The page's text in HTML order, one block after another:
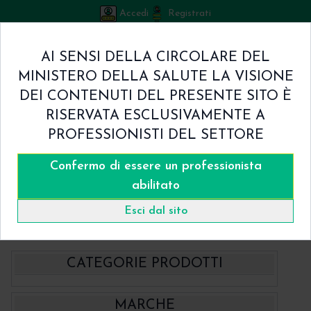
Accedi Registrati
Bicuspid
Home
Shop
Termini & Condizioni
Contatti
Carrello
Catalogo
Home Catalogo
- BBraun Aesculap Strumenti
Ortodonzia Aesculap BBraun
CATEGORIE PRODOTTI
MARCHE
AI SENSI DELLA CIRCOLARE DEL
MINISTERO DELLA SALUTE LA VISIONE
DEI CONTENUTI DEL PRESENTE SITO È
RISERVATA ESCLUSIVAMENTE A
PROFESSIONISTI DEL SETTORE
Esci dal sito
Confermo di essere un professionista
abilitato